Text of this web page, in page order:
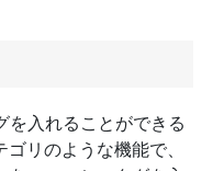
を入れることができる
リのような機能で、